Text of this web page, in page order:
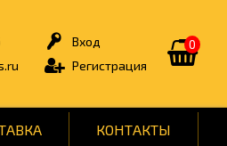
0
Вход
Регистрация
КОНТАКТЫ